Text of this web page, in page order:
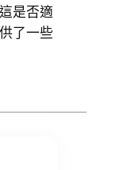
是否適
了一些